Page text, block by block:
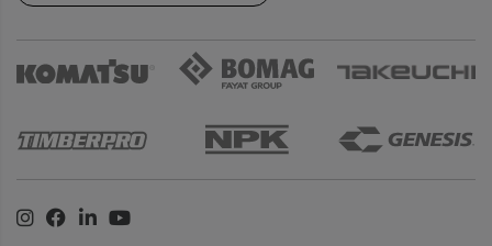
Instagram
Facebook
LinkedinYoutube